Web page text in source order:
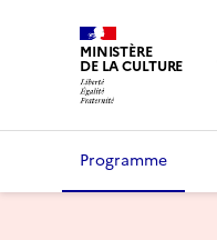
MINISTÈRE
DE LA CULTURE
Programme